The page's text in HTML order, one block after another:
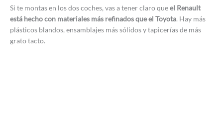
Si te montas en los dos coches, vas a tener claro queel Renault
está hecho con materiales más refinados que el Toyota. Hay más
plásticos blandos, ensamblajes más sólidos y tapicerías de más
grato tacto.